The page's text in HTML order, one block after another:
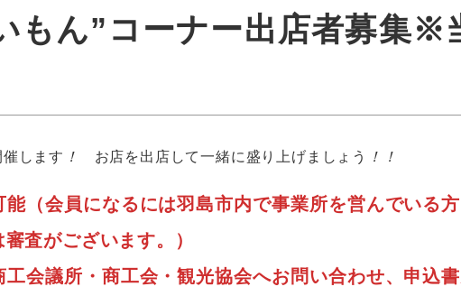
もん”コーナー出店者募集※
します ！ お店を出店して一緒に盛り上げましょう ！！
（会員になるには羽島市内で事業所を営んでいる
査がございます。）
会議所・商工会・観光協会へお問い合わせ、申込